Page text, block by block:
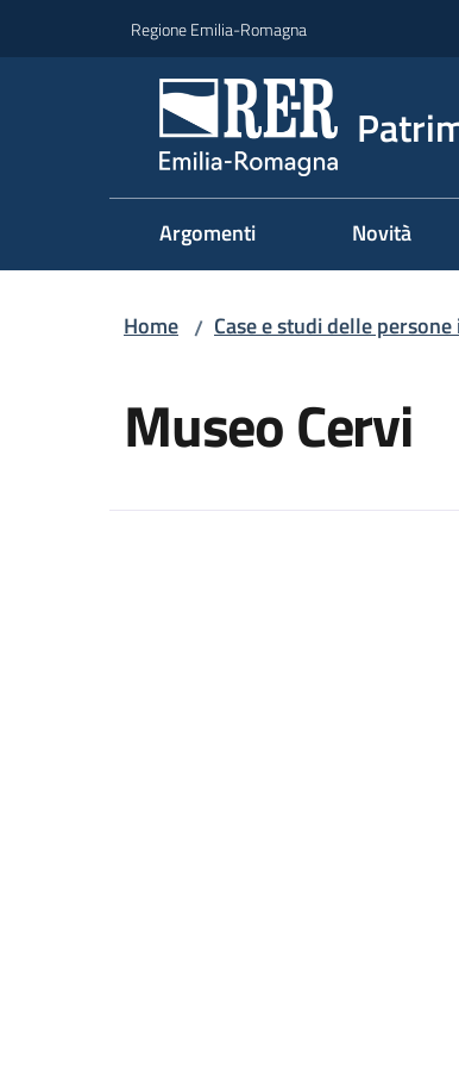
Regione Emilia-Romagna
Argomenti Novità
Home / Case e studi delle
Museo Cervi